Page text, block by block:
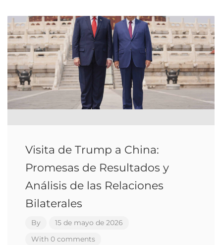
Visita de Trump a China:
Promesas de Resultados y
Análisis de las Relaciones
Bilaterales
By
15 de mayo de 2026
With 0 comments